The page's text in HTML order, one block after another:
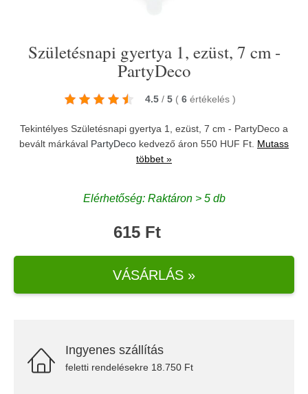
Születésnapi gyertya 1, ezüst, 7 cm -
PartyDeco
4.5 / 5 ( 6 értékelés )
Tekintélyes Születésnapi gyertya 1, ezüst, 7 cm - PartyDeco a
bevált márkával PartyDeco kedvező áron 550 HUF Ft. Mutass
többet »
Elérhetőség: Raktáron > 5 db
615 Ft
VÁSÁRLÁS »
Ingyenes szállítás
feletti rendelésekre 18.750 Ft